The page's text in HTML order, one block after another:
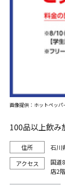
100品以上飲
石川
国道
店2階
画像提供：ホットペッパ